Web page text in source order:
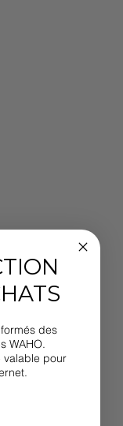
des
WAHO.
valable pour